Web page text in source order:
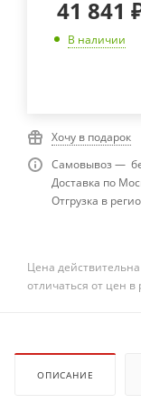
41 841
В наличии
Хочу в подарок
Самовывоз —
Доставка по
Отгрузка в
Цена
отличаться от цен
ОПИСАНИЕ